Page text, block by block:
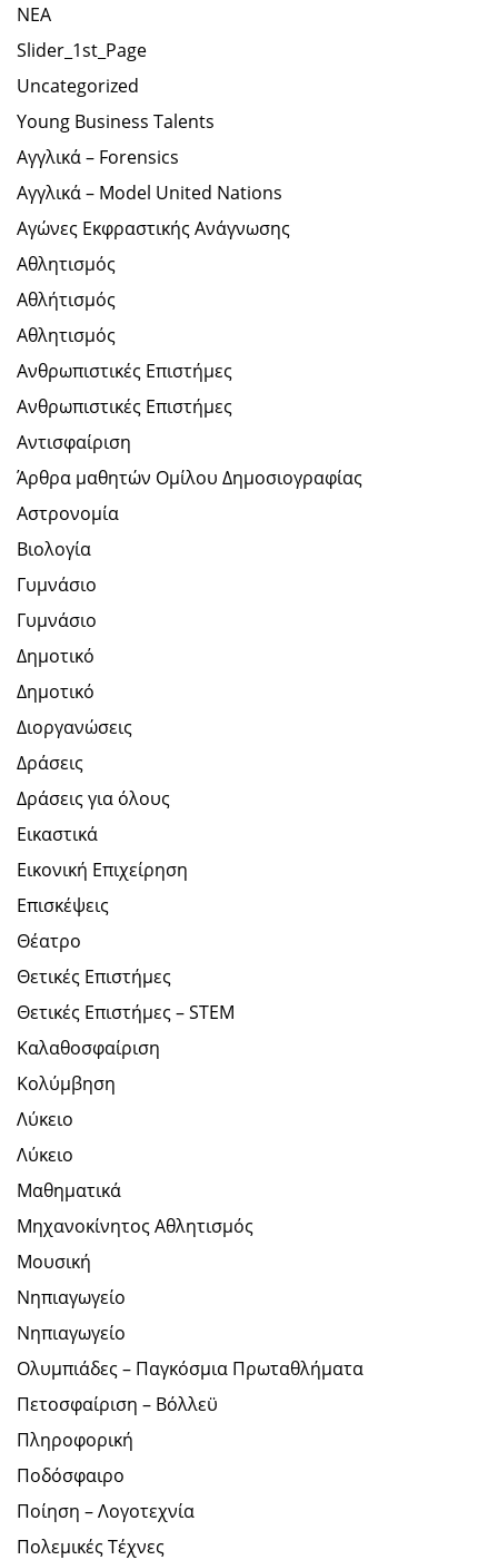
NEA
Slider_1st_Page
Uncategorized
Young Business Talents
Αγγλικά – Forensics
Αγγλικά – Model United Nations
Αγώνες Εκφραστικής Ανάγνωσης
Αθλητισμός
Αθλήτισμός
Αθλητισμός
Ανθρωπιστικές Επιστήμες
Ανθρωπιστικές Επιστήμες
Αντισφαίριση
Άρθρα μαθητών Ομίλου Δημοσιογραφίας
Αστρονομία
Βιολογία
Γυμνάσιο
Γυμνάσιο
Δημοτικό
Δημοτικό
Διοργανώσεις
Δράσεις
Δράσεις για όλους
Εικαστικά
Εικονική Επιχείρηση
Επισκέψεις
Θέατρο
Θετικές Επιστήμες
Θετικές Επιστήμες – STEM
Καλαθοσφαίριση
Κολύμβηση
Λύκειο
Λύκειο
Μαθηματικά
Μηχανοκίνητος Αθλητισμός
Μουσική
Νηπιαγωγείο
Νηπιαγωγείο
Ολυμπιάδες – Παγκόσμια Πρωταθλήματα
Πετοσφαίριση – Βόλλεϋ
Πληροφορική
Ποδόσφαιρο
Ποίηση – Λογοτεχνία
Πολεμικές Τέχνες